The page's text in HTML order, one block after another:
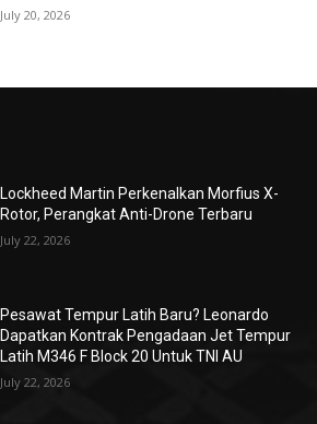
July 20, 2026
Lockheed Martin Perkenalkan Morfius X-
Rotor, Perangkat Anti-Drone Terbaru
July 22, 2026
Pesawat Tempur Latih Baru? Leonardo
Dapatkan Kontrak Pengadaan Jet Tempur
Latih M346 F Block 20 Untuk TNI AU
July 22, 2026